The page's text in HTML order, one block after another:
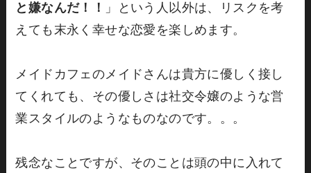
と嫌なんだ！！
」という人以外は、リスクを考
えても末永く幸せな恋愛を楽しめます。
メイドカフェのメイドさんは貴方に優しく接し
てくれても、その優しさは社交令嬢のような営
業スタイルのようなものなのです。。。
残念なことですが、そのことは頭の中に入れて